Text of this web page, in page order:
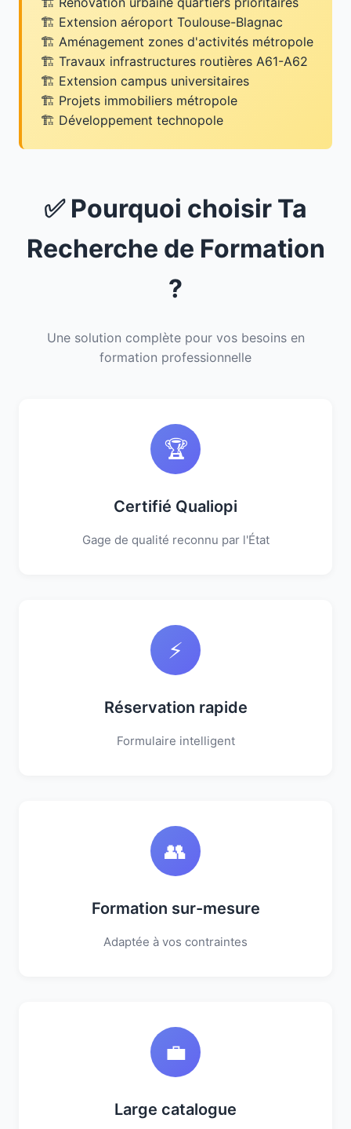
Extension aéroport Toulouse-Blagnac
Aménagement zones d'activités métropole
Travaux infrastructures routières A61-A62
Extension campus universitaires
Projets immobiliers métropole
Développement technopole
✅ Pourquoi choisir Ta
Recherche de Formation
?
Une solution complète pour vos besoins en
formation professionnelle
🏆
Certifié Qualiopi
Gage de qualité reconnu par l'État
⚡
Réservation rapide
Formulaire intelligent
👥
Formation sur-mesure
Adaptée à vos contraintes
💼
Large catalogue